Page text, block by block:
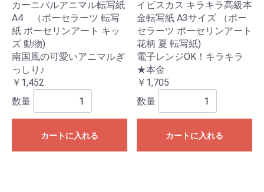
カーニバルアニマル転写紙
A4 （ポーセラーツ 転写
紙 ポーセリンアート キッ
ズ 動物)
南国風の可愛いアニマルぎ
っしり♪
￥1,452
数量
カートに入れる
イビスカス キラキラ高級本
金転写紙 A3サイズ （ポー
セラーツ ポーセリンアート
花柄 夏 転写紙)
電子レンジOK！キラキラ
★本金
￥1,705
数量
カートに入れる